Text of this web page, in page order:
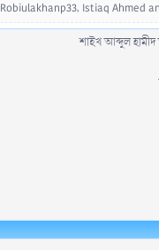
Robiulakhanp33, Istiaq Ahmed
শাইখ আব্দুল